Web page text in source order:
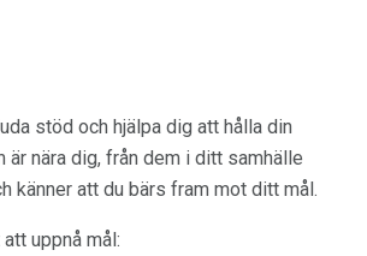
stöd och hjälpa dig att hålla din
nära dig, från dem i ditt samhälle
känner att du bärs fram mot ditt mål.
uppnå mål: